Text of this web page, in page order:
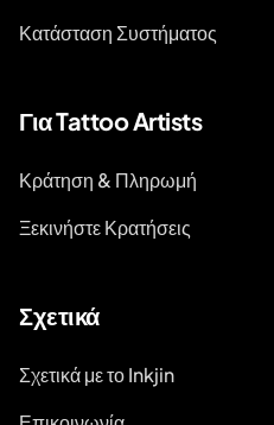
Κατάσταση Συστήματος
Για Tattoo Artists
Κράτηση & Πληρωμή
Ξεκινήστε Κρατήσεις
Σχετικά
Σχετικά με το Inkjin